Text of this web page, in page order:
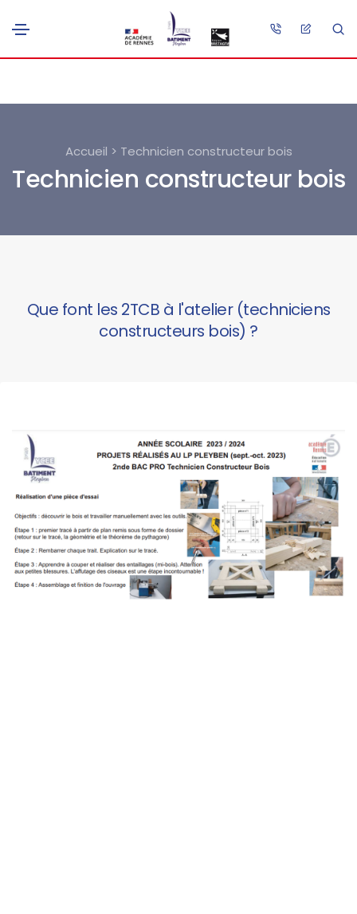
Accueil > Technicien constructeur bois
Technicien constructeur bois
Que font les 2TCB à l'atelier (techniciens
constructeurs bois) ?